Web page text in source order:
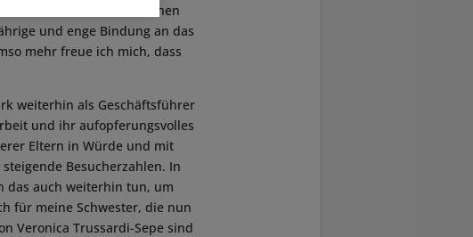
und durch meinen frühen
und enge Bindung an das
mehr freue ich mich, dass
weiterhin als Geschäftsführer
und ihr aufopferungsvolles
Eltern in Würde und mit
Besucherzahlen. In
das auch weiterhin tun, um
für meine Schwester, die nun
Veronica Trussardi-Sepe sind